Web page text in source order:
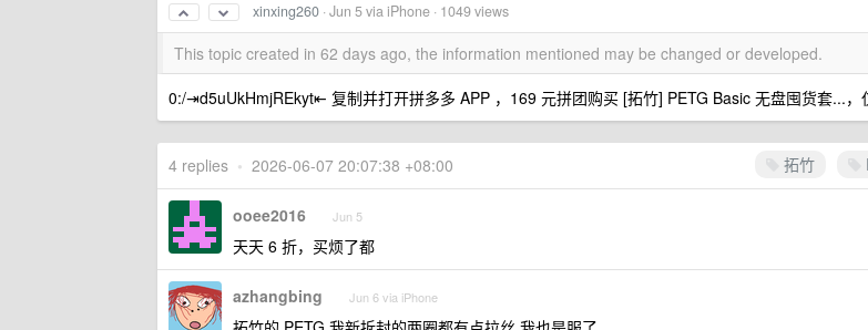
xinxing260 ·Jun 5via iPhone · 1049 views
This topic created in 62 days ago, the information mentioned may be changed or developed.
0:/⇥d5uUkHmjREkyt⇤ 复制并打开拼多多 APP ，169 元拼团购买 [拓竹] PETG Basic 无盘囤货套...，
拓竹
4 replies • 2026-06-07 20:07:38 +08:00
ooee2016 Jun 5
天天 6 折，买烦了都
azhangbing Jun 6 via iPhone